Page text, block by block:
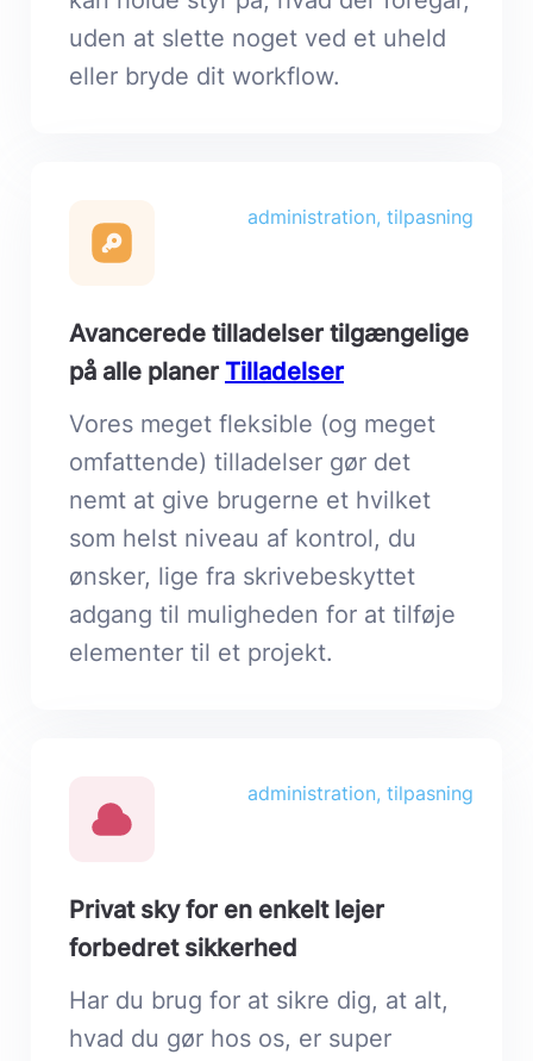
uden at slette noget ved et uheld
eller bryde dit workflow.
administration, tilpasning
Avancerede tilladelser tilgængelige
på alle planer Tilladelser
Vores meget fleksible (og meget
omfattende) tilladelser gør det
nemt at give brugerne et hvilket
som helst niveau af kontrol, du
ønsker, lige fra skrivebeskyttet
adgang til muligheden for at tilføje
elementer til et projekt.
administration, tilpasning
Privat sky for en enkelt lejer
forbedret sikkerhed
Har du brug for at sikre dig, at alt,
hvad du gør hos os, er super